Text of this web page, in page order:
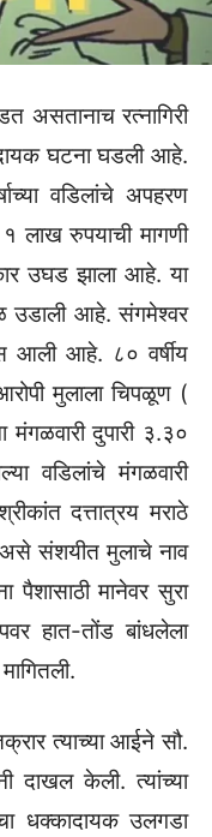
असतानाच रत्नागिरी
घटना घडली आहे.
वडिलांचे अपहरण
लाख रुपयाची मागणी
उघड झाला आहे. या
उडाली आहे. संगमेश्वर
आली आहे. ८० वर्षीय
मुलाला चिपळूण (
दुपारी ३.३०
वडिलांचे मंगळवारी
दत्तात्रय मराठे
असे संशयीत मुलाचे नाव
पैशासाठी मानेवर सुरा
हात-तोंड बांधलेला
त्याच्या आईने सौ.
दाखल केली. त्यांच्या
धक्कादायक उलगडा